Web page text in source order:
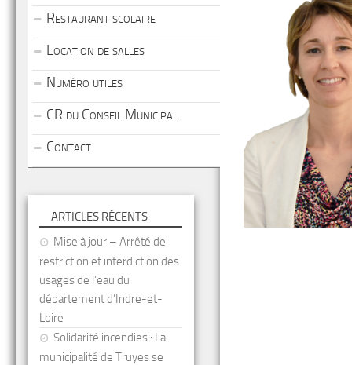
Restaurant scolaire
Location de salles
Numéro utiles
CR du Conseil Municipal
Contact
ARTICLES RÉCENTS
Mise à jour – Arrêté de
restriction et interdiction des
usages de l’eau du
département d’Indre-et-
Loire
Solidarité incendies : La
municipalité de Truyes se